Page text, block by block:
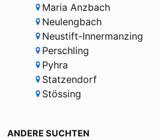
Maria Anzbach
Neulengbach
Neustift-Innermanzing
Perschling
Pyhra
Statzendorf
Stössing
ANDERE SUCHTEN